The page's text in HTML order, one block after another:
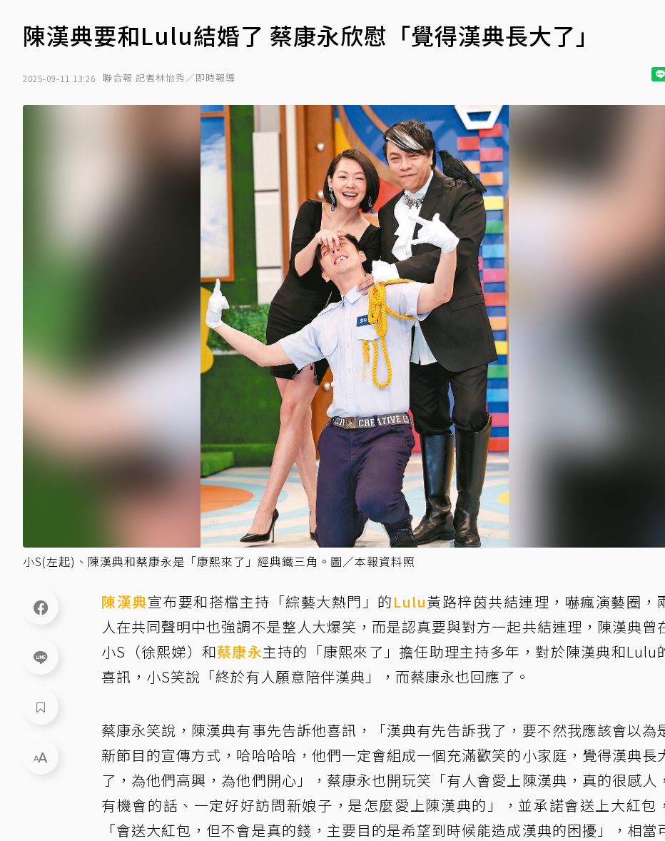
陳漢典要和Lulu結婚了 蔡康永欣慰「覺得漢典長大了」
2025-09-11 13:26 聯合報 記者林怡秀／即時報導
小S(左起)、陳漢典和蔡康永是「康熙來了」經典鐵三角。圖／本報資料照
陳漢典宣布要和搭檔主持「綜藝大熱門」的Lulu黃路梓茵共結連理，嚇瘋演藝圈，
人在共同聲明中也強調不是整人大爆笑，而是認真要與對方一起共結連理，陳漢典曾
小S（徐熙娣）和蔡康永主持的「康熙來了」擔任助理主持多年，對於陳漢典和Lulu
喜訊，小S笑說「終於有人願意陪伴漢典」，而蔡康永也回應了。
蔡康永笑說，陳漢典有事先告訴他喜訊，「漢典有先告訴我了，要不然我應該會以為
新節目的宣傳方式，哈哈哈哈，他們一定會組成一個充滿歡笑的小家庭，覺得漢典長
了，為他們高興，為他們開心」，蔡康永也開玩笑「有人會愛上陳漢典，真的很感人，
有機會的話、一定好好訪問新娘子，是怎麼愛上陳漢典的」，並承諾會送上大紅包，
「會送大紅包，但不會是真的錢，主要目的是希望到時候能造成漢典的困擾」，相當